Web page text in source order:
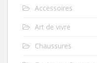
Accessoires
Art de vivre
Chaussures